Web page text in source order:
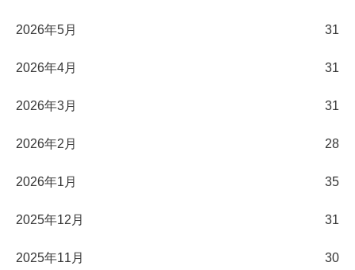
2026年5月 31
2026年4月 31
2026年3月 31
2026年2月 28
2026年1月 35
2025年12月 31
2025年11月 30